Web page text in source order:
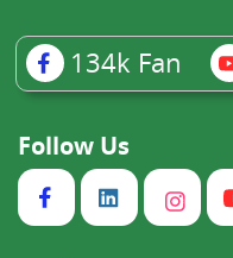
134k Fan
Follow Us